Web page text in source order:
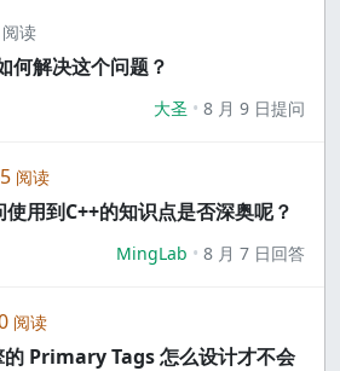
阅读
何解决这个问题？
大圣 8 月 9 日提问
阅读
用到C++的知识点是否深奥呢？
MingLab 8 月 7 日回答
阅读
Primary Tags 怎么设计才不会